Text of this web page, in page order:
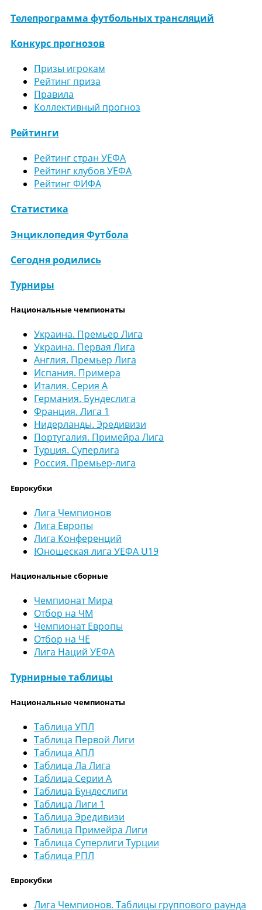
Телепрограмма футбольных трансляций
Конкурс прогнозов
Призы игрокам
Рейтинг приза
Правила
Коллективный прогноз
Рейтинги
Рейтинг стран УЕФА
Рейтинг клубов УЕФА
Рейтинг ФИФА
Статистика
Энциклопедия Футбола
Сегодня родились
Турниры
Национальные чемпионаты
Украина. Премьер Лига
Украина. Первая Лига
Англия. Премьер Лига
Испания. Примера
Италия. Серия А
Германия. Бундеслига
Франция. Лига 1
Нидерланды. Эредивизи
Португалия. Примейра Лига
Турция. Суперлига
Россия. Премьер-лига
Еврокубки
Лига Чемпионов
Лига Европы
Лига Конференций
Юношеская лига УЕФА U19
Национальные сборные
Чемпионат Мира
Отбор на ЧМ
Чемпионат Европы
Отбор на ЧЕ
Лига Наций УЕФА
Турнирные таблицы
Национальные чемпионаты
Таблица УПЛ
Таблица Первой Лиги
Таблица АПЛ
Таблица Ла Лига
Таблица Серии А
Таблица Бундеслиги
Таблица Лиги 1
Таблица Эредивизи
Таблица Примейра Лиги
Таблица Суперлиги Турции
Таблица РПЛ
Еврокубки
Лига Чемпионов. Таблицы группового раунда